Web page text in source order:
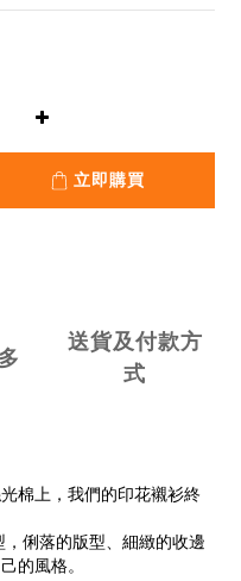
立即購買
送貨及付款方
式
棉上，我們的印花襯衫終
俐落的版型、細緻的收邊
的風格。